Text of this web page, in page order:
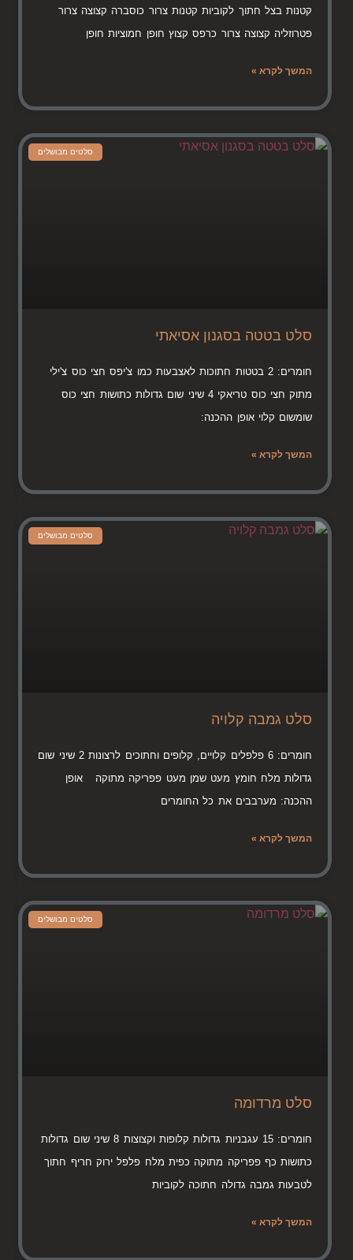
קטנות בצל חתוך לקוביות קטנות צרור כוסברה קצוצה צרור
פטרוזליה קצוצה צרור כרפס קצוץ חופן חמוציות חופן
המשך לקרא »
סלטים מבושלים
סלט בטטה בסגנון אסיאתי
חומרים: 2 בטטות חתוכות לאצבעות כמו צ'יפס חצי כוס צ'ילי
מתוק חצי כוס טריאקי 4 שיני שום גדולות כתושות חצי כוס
שומשום קלוי אופן ההכנה:
המשך לקרא »
סלטים מבושלים
סלט גמבה קלויה
חומרים: 6 פלפלים קלויים, קלופים וחתוכים לרצונות 2 שיני שום
גדולות מלח חומץ מעט שמן מעט פפריקה מתוקה אופן
ההכנה: מערבבים את כל החומרים
המשך לקרא »
סלטים מבושלים
סלט מרדומה
חומרים: 15 עגבניות גדולות קלופות וקצוצות 8 שיני שום גדולות
כתושות כף פפריקה מתוקה כפית מלח פלפל ירוק חריף חתוך
לטבעות גמבה גדולה חתוכה לקוביות
המשך לקרא »